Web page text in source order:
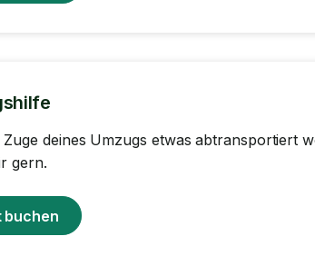
Zuge deines Umzugs etwas abtransportiert
gern.
buchen